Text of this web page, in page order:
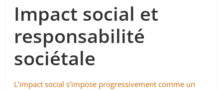
Impact social et
responsabilité
sociétale
L’impact social s’impose progressivement comme un